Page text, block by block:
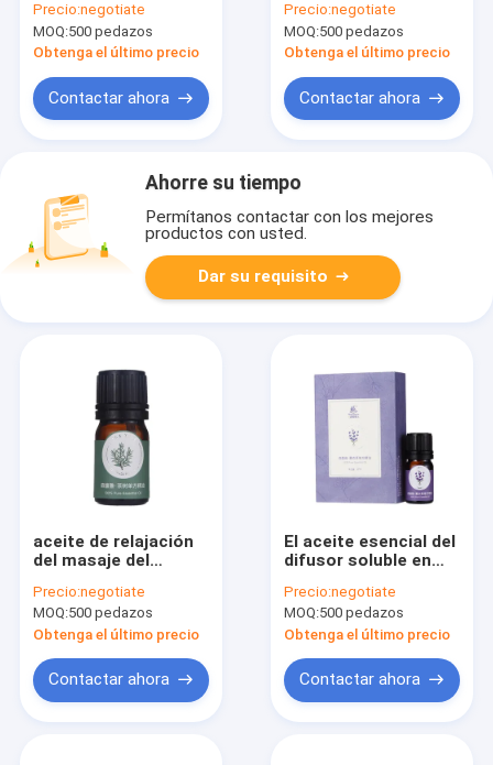
Precio:negotiate
MOQ:500 pedazos
Obtenga el último precio
Contactar ahora
de la ducha 6.85kg
Precio:negotiate
MOQ:500 pedazos
Obtenga el último precio
Contactar ahora
Ahorre su tiempo
Permítanos contactar con los mejores
productos con usted.
Dar su requisito
aceite de relajación
del masaje del
esenciales de Rohs
para el cuidado de la
cara
Precio:negotiate
MOQ:500 pedazos
Obtenga el último precio
Contactar ahora
El aceite esencial del
difusor soluble en
natural para mejora
sueño
Precio:negotiate
MOQ:500 pedazos
Obtenga el último precio
Contactar ahora